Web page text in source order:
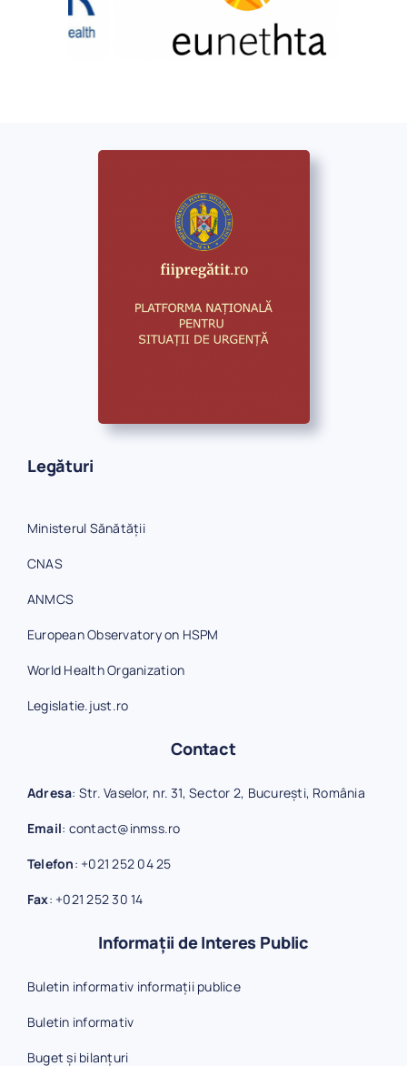
Legături
Ministerul Sănătății
CNAS
ANMCS
European Observatory on HSPM
World Health Organization
Legislatie.just.ro
Contact
Adresa: Str. Vaselor, nr. 31, Sector 2, București, România
Email: contact@inmss.ro
Telefon: +021 252 04 25
Fax: +021 252 30 14
Informații de Interes Public
Buletin informativ informații publice
Buletin informativ
Buget și bilanțuri